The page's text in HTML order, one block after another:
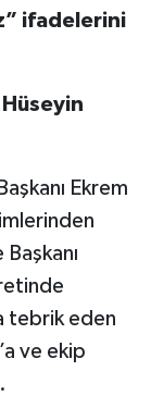
ifadelerini
Ekrem
tebrik eden
ve ekip